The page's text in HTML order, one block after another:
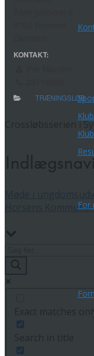
For
KONTAKT:
TRÆNINGSLØB
Crossløbsserien i
Horsens